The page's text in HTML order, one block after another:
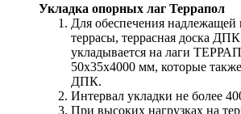
Укладка опорных лаг Террапол
Для обеспечения надлежащей
террасы, террасная доска
укладывается на лаги
50х35х4000 мм, которые
ДПК.
Интервал укладки не более
При высоких нагрузках на